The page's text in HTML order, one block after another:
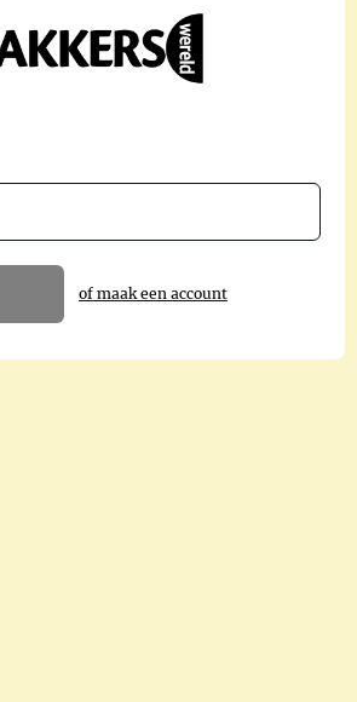
of maak een account